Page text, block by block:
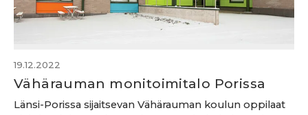
19.12.2022
Vähärauman monitoimitalo Porissa
Länsi-Porissa sijaitsevan Vähärauman koulun oppilaat